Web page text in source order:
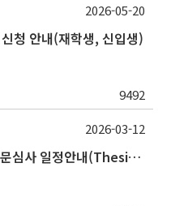
청 안내(재학생, 신입생)
9492
2026-05-20
2026학년도 1학기 석 · 박사 논문심사 일정안내(Thesis Defense Schedules)
2026-03-12